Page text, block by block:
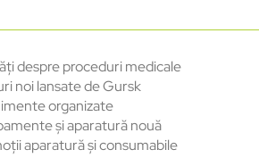
despre proceduri medicale
noi lansate de Gursk
organizate
și aparatură nouă
aparatură și consumabile